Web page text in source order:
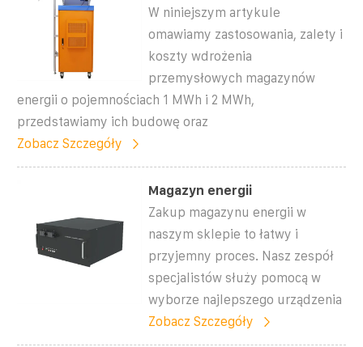
W niniejszym artykule
omawiamy zastosowania, zalety i
koszty wdrożenia
przemysłowych magazynów
energii o pojemnościach 1 MWh i 2 MWh,
przedstawiamy ich budowę oraz
Zobacz Szczegóły
Magazyn energii
Zakup magazynu energii w
naszym sklepie to łatwy i
przyjemny proces. Nasz zespół
specjalistów służy pomocą w
wyborze najlepszego urządzenia
Zobacz Szczegóły